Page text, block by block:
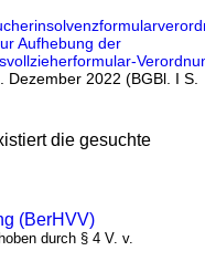
Aufhebung der
Dezember 2022 (BGBl. I S.
die gesuchte
(BerHVV)
durch § 4 V. v.